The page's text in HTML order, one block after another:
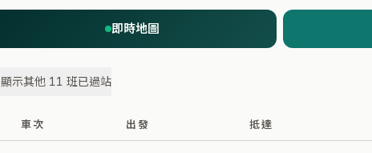
即時地圖
顯示其他 11 班已過站
車次 出發 抵達